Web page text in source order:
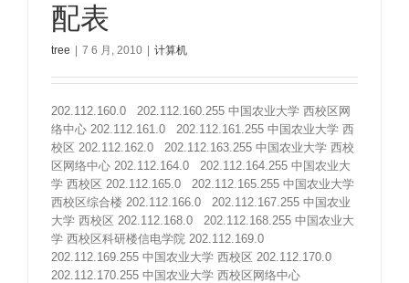
配表
tree 7 6 月, 2010 计算机
202.112.160.0 202.112.160.255 中国农业大学 西校区网
络中心 202.112.161.0 202.112.161.255 中国农业大学 西
校区 202.112.162.0 202.112.163.255 中国农业大学 西校
区网络中心 202.112.164.0 202.112.164.255 中国农业大
学 西校区 202.112.165.0 202.112.165.255 中国农业大学
西校区综合楼 202.112.166.0 202.112.167.255 中国农业
大学 西校区 202.112.168.0 202.112.168.255 中国农业大
学 西校区科研楼信电学院 202.112.169.0
202.112.169.255 中国农业大学 西校区 202.112.170.0
202.112.170.255 中国农业大学 西校区网络中心